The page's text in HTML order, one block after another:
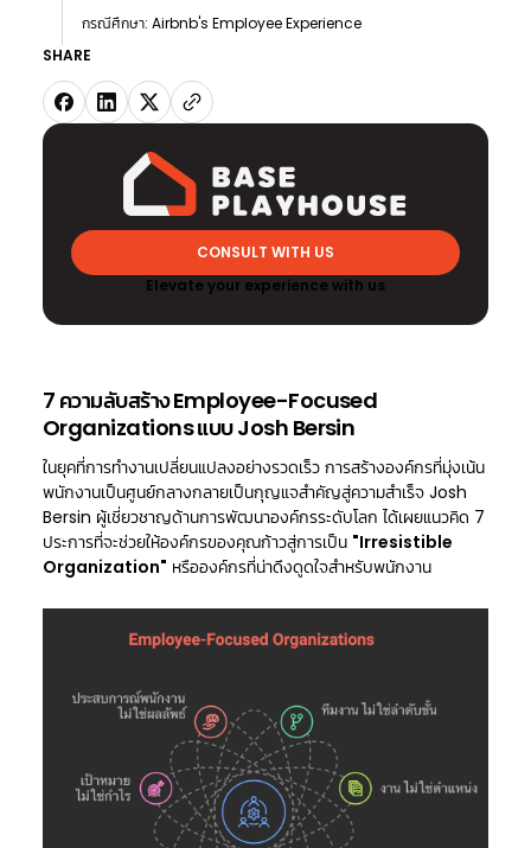
กรณีศึกษา: Airbnb's Employee Experience
SHARE
CONSULT WITH US
Elevate your experience with us
7 ความลับสร้าง Employee-Focused
Organizations แบบ Josh Bersin
ในยุคที่การทำงานเปลี่ยนแปลงอย่างรวดเร็ว การสร้างองค์กรที่มุ่งเน้น
พนักงานเป็นศูนย์กลางกลายเป็นกุญแจสำคัญสู่ความสำเร็จ Josh
Bersin ผู้เชี่ยวชาญด้านการพัฒนาองค์กรระดับโลก ได้เผยแนวคิด 7
ประการที่จะช่วยให้องค์กรของคุณก้าวสู่การเป็น "Irresistible
Organization" หรือองค์กรที่น่าดึงดูดใจสำหรับพนักงาน